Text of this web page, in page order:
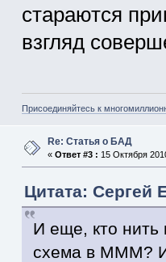
стараются
взгляд
Присоединяйтесь к
Re: Статья о БАД
« Ответ #3 : 15 Октября
Цитата: Сергей
И еще, кто нить
схема в МММ? И